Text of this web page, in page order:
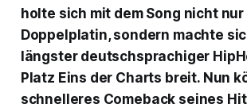
holte sich mit dem Song nicht nur
Doppelplatin, sondern machte
längster deutschsprachiger
Platz Eins der Charts breit. Nun
schnelleres Comeback seines